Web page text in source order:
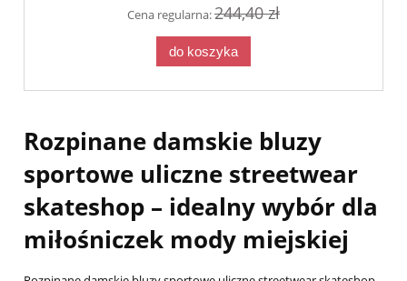
Cena regularna:244,40 zł
do koszyka
Rozpinane damskie bluzy
sportowe uliczne streetwear
skateshop – idealny wybór dla
miłośniczek mody miejskiej